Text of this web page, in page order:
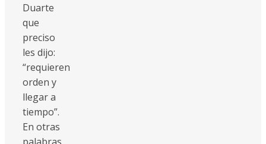
Duarte
que
preciso
les dijo:
“requieren
orden y
llegar a
tiempo”.
En otras